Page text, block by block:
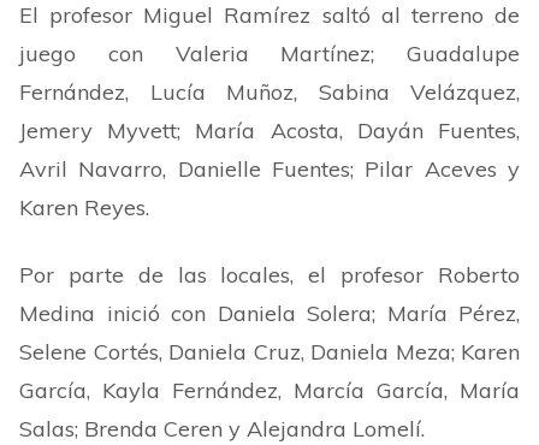
El profesor Miguel Ramírez saltó al terreno de
juego con Valeria Martínez; Guadalupe
Fernández, Lucía Muñoz, Sabina Velázquez,
Jemery Myvett; María Acosta, Dayán Fuentes,
Avril Navarro, Danielle Fuentes; Pilar Aceves y
Karen Reyes.
Por parte de las locales, el profesor Roberto
Medina inició con Daniela Solera; María Pérez,
Selene Cortés, Daniela Cruz, Daniela Meza; Karen
García, Kayla Fernández, Marcía García, María
Salas; Brenda Ceren y Alejandra Lomelí.